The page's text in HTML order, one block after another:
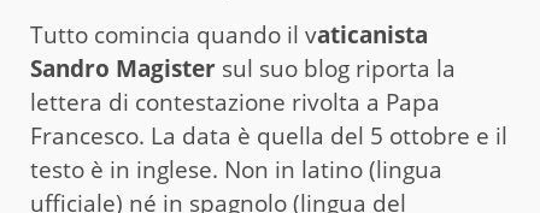
Tutto comincia quando il vaticanista
Sandro Magister sul suo blog riporta la
lettera di contestazione rivolta a Papa
Francesco. La data è quella del 5 ottobre e il
testo è in inglese. Non in latino (lingua
ufficiale) né in spagnolo (lingua del